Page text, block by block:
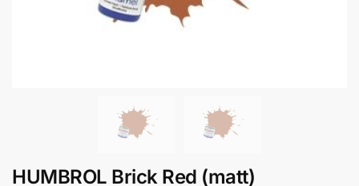
HUMBROL Brick Red (matt)